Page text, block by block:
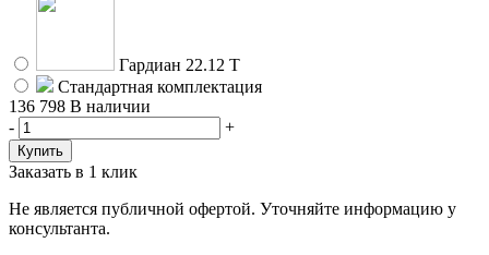
Гардиан 22.12 Т
Стандартная комплектация
136 798 В наличии
-
+
Заказать в 1 клик
Не является публичной офертой. Уточняйте информацию у
консультанта.